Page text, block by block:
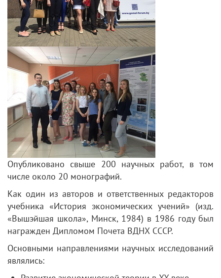
Опубликовано свыше 200 научных работ, в том
числе около 20 монографий.
Как один из авторов и ответственных редакторов
учебника «История экономических учений» (изд.
«Вышэйшая школа», Минск, 1984) в 1986 году был
награжден Дипломом Почета ВДНХ СССР.
Основными направлениями научных исследований
являлись: